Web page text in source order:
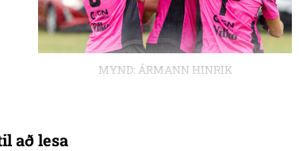
MYND: ÁRMANN HINRIK
að lesa